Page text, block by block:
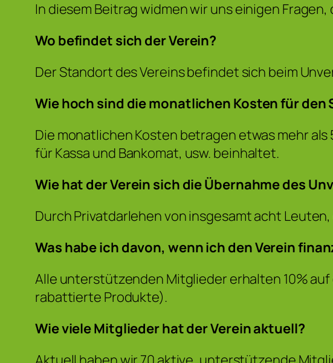
In diesem Beitrag widmen wir uns einigen
Wo befindet sich der Verein?
Der Standort des Vereins befindet sich beim
Wie hoch sind die monatlichen Kosten für
Die monatlichen Kosten betragen etwas mehr
für Kassa und Bankomat, usw. beinhaltet.
Wie hat der Verein sich die Übernahme des
Durch Privatdarlehen von insgesamt acht
Was habe ich davon, wenn ich den Verein
Alle unterstützenden Mitglieder erhalten 10%
rabattierte Produkte).
Wie viele Mitglieder hat der Verein aktuell?